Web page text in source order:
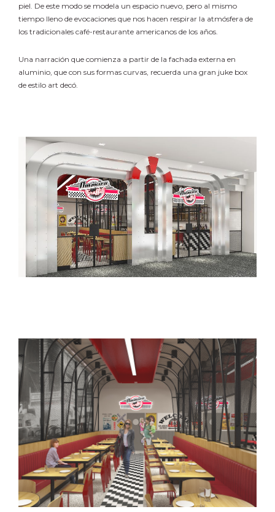
piel. De este modo se modela un espacio nuevo, pero al mismo
tiempo lleno de evocaciones que nos hacen respirar la atmósfera de
los tradicionales café-restaurante americanos de los años.
Una narración que comienza a partir de la fachada externa en
aluminio, que con sus formas curvas, recuerda una gran juke box
de estilo art decó.